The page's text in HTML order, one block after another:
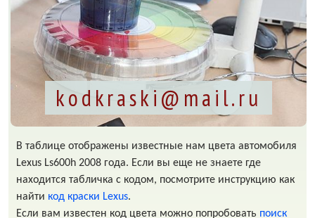
kodkraski@mail.ru
В таблице отображены известные нам цвета автомобиля
Lexus Ls600h 2008 года. Если вы еще не знаете где
находится табличка с кодом, посмотрите инструкцию как
найти код краски Lexus.
Если вам известен код цвета можно попробовать поиск